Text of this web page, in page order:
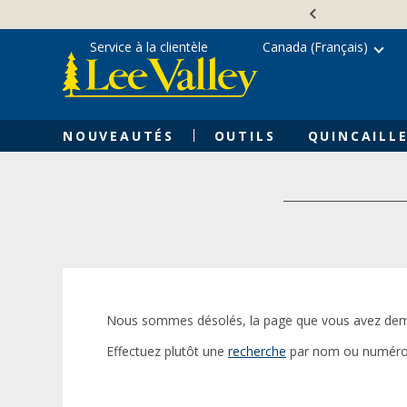
content
NOUVEAUTÉS OUTILS
Service à la clientèle Canada (Français)
Nous sommes désolés, la page que vous avez
Effectuez plutôt une recherche par nom ou